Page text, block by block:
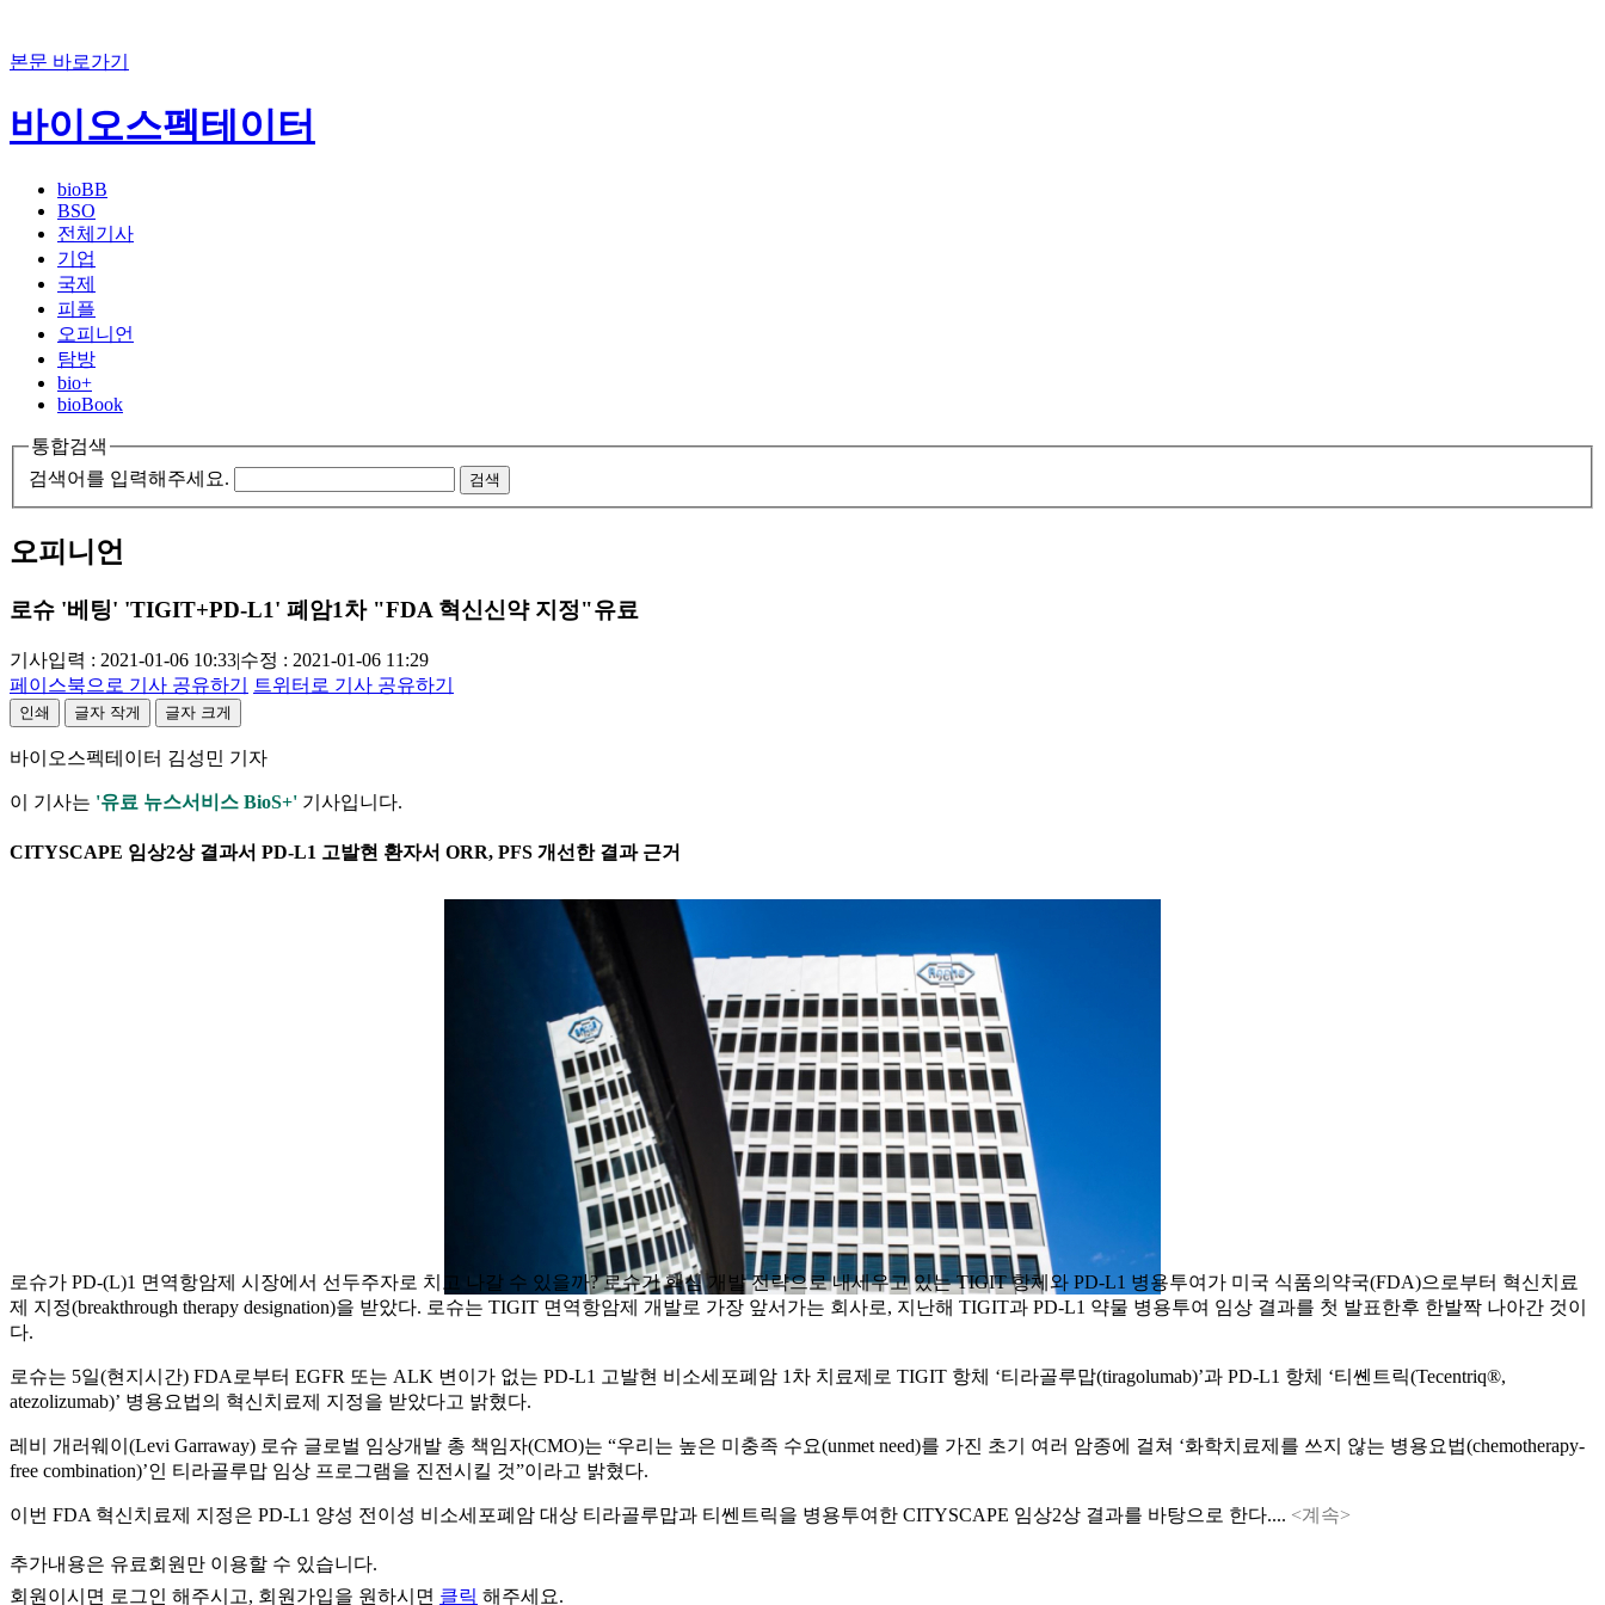
본문 바로가기
바이오스펙테이터
bioBB
BSO
전체기사
기업
국제
피플
오피니언
탐방
bio+
bioBook
통합검색
검색어를 입력해주세요.
검색
오피니언
로슈 '베팅' 'TIGIT+PD-L1' 폐암1차 "FDA 혁신신약 지정"유료
기사입력 : 2021-01-06 10:33|수정 : 2021-01-06 11:29
페이스북으로 기사 공유하기
트위터로 기사 공유하기
인쇄 글자 작게 글자 크게
바이오스펙테이터 김성민 기자
이 기사는 '유료 뉴스서비스 BioS+' 기사입니다.
CITYSCAPE 임상2상 결과서 PD-L1 고발현 환자서 ORR, PFS 개선한 결과 근거
로슈가 PD-(L)1 면역항암제 시장에서 선두주자로 치고 나갈 수 있을까? 로슈가 핵심 개발 전략으로 내세우고 있는 TIGIT 항체와 PD-L1 병용투여가 미국 식품의약국(FDA)으로부터 혁신치료
제 지정(breakthrough therapy designation)을 받았다. 로슈는 TIGIT 면역항암제 개발로 가장 앞서가는 회사로, 지난해 TIGIT과 PD-L1 약물 병용투여 임상 결과를 첫 발표한후 한발짝 나아간 것이
다.
로슈는 5일(현지시간) FDA로부터 EGFR 또는 ALK 변이가 없는 PD-L1 고발현 비소세포폐암 1차 치료제로 TIGIT 항체 ‘티라골루맙(tiragolumab)’과 PD-L1 항체 ‘티쏀트릭(Tecentriq®,
atezolizumab)’ 병용요법의 혁신치료제 지정을 받았다고 밝혔다.
레비 개러웨이(Levi Garraway) 로슈 글로벌 임상개발 총 책임자(CMO)는 “우리는 높은 미충족 수요(unmet need)를 가진 초기 여러 암종에 걸쳐 ‘화학치료제를 쓰지 않는 병용요법(chemotherapy-
free combination)’인 티라골루맙 임상 프로그램을 진전시킬 것”이라고 밝혔다.
이번 FDA 혁신치료제 지정은 PD-L1 양성 전이성 비소세포폐암 대상 티라골루맙과 티쎈트릭을 병용투여한 CITYSCAPE 임상2상 결과를 바탕으로 한다.... <계속>
추가내용은 유료회원만 이용할 수 있습니다.
회원이시면 로그인 해주시고, 회원가입을 원하시면 클릭 해주세요.